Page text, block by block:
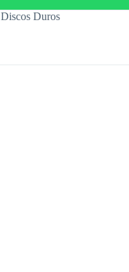
Discos Duros